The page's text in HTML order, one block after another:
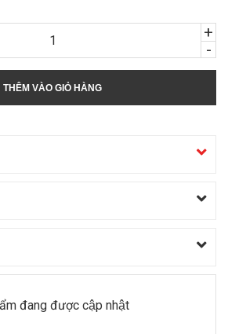
-
+
THÊM VÀO GIỎ HÀNG
đang được cập nhật